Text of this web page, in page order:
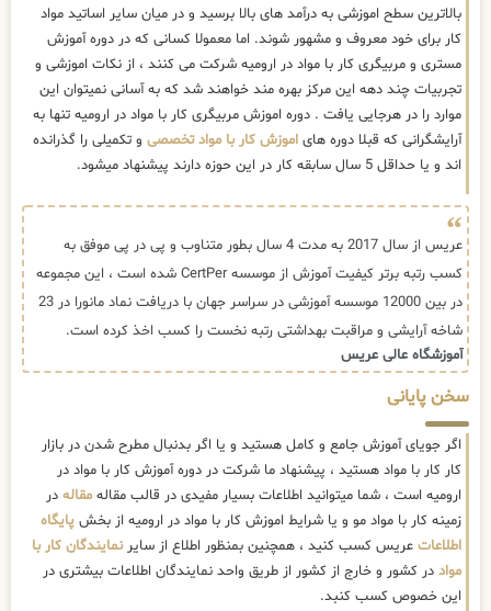
بالاترین سطح اموزشی به درآمد های بالا برسید و در میان سایر اساتید مواد
کار برای خود معروف و مشهور شوند. اما معمولا کسانی که در دوره آموزش
مستری و مربیگری کار با مواد در ارومیه شرکت می کنند ، از نکات اموزشی و
تجربیات چند دهه این مرکز بهره مند خواهند شد که به آسانی نمیتوان این
موارد را در هرجایی یافت . دوره اموزش مربیگری کار با مواد در ارومیه تنها به
آرایشگرانی که قبلا دوره های اموزش کار با مواد تخصصی و تکمیلی را گذرانده
اند و یا حداقل 5 سال سابقه کار در این حوزه دارند پیشنهاد میشود.
عریس از سال 2017 به مدت 4 سال بطور متناوب و پی در پی موفق به
کسب رتبه برتر کیفیت آموزش از موسسه CertPer شده است ، این مجموعه
در بین 12000 موسسه آموزشی در سراسر جهان با دریافت نماد مانورا در 23
شاخه آرایشی و مراقبت بهداشتی رتبه نخست را کسب اخذ کرده است.
آموزشگاه عالی عریس
سخن پایانی
اگر جویای آموزش جامع و کامل هستید و یا اگر بدنبال مطرح شدن در بازار
کار کار با مواد هستید ، پیشنهاد ما شرکت در دوره آموزش کار با مواد در
ارومیه است ، شما میتوانید اطلاعات بسیار مفیدی در قالب مقاله مقاله در
زمینه کار با مواد مو و یا شرایط اموزش کار با مواد در ارومیه از بخش پایگاه
اطلاعات عریس کسب کنید ، همچنین بمنظور اطلاع از سایرنمایندگان کار با
مواد در کشور و خارج از کشور از طریق واحد نمایندگان اطلاعات بیشتری در
این خصوص کسب کنبد.